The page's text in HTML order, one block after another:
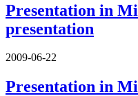
Presentation in
presentation
2009-06-22
Presentation in